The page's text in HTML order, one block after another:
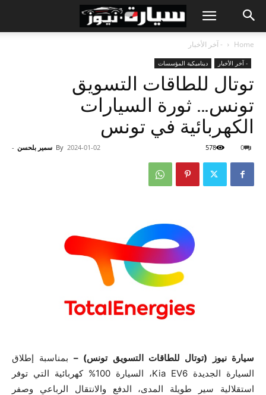
Home - آخر الأخبار
- آخر الأخبار ديناميكية المؤسسات
توتال للطاقات التسويق
تونس… ثورة السيارات
الكهربائية في تونس
By سمير بلحسن - 2024-01-02 0
578
سيارة نيوز (توتال للطاقات التسويق تونس) – بمناسبة إطلاق
السيارة الجديدة Kia EV6، السيارة 100% كهربائية التي توفر
استقلالية سير طويلة المدى، الدفع والانتقال الرباعي وصفر